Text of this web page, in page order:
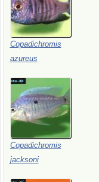
Copadichromis
azureus
Copadichromis
jacksoni